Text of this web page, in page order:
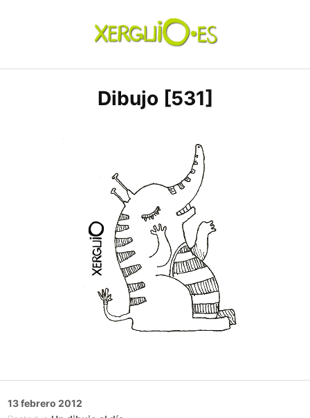
xerguio.ES | ilustración
Dibujo [531]
Posted
13 febrero 2012